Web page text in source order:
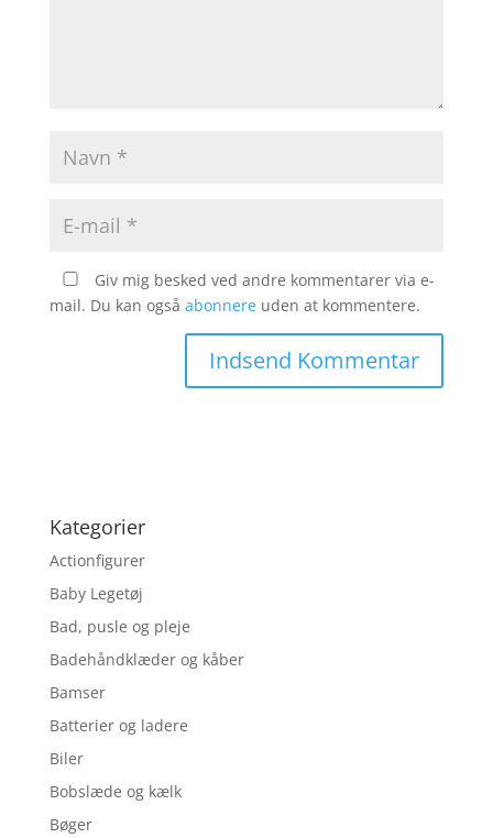
Giv mig besked ved andre kommentarer via e-
mail. Du kan også abonnereuden at kommentere.
Kategorier
Actionfigurer
Baby Legetøj
Bad, pusle og pleje
Badehåndklæder og kåber
Bamser
Batterier og ladere
Biler
Bobslæde og kælk
Bøger